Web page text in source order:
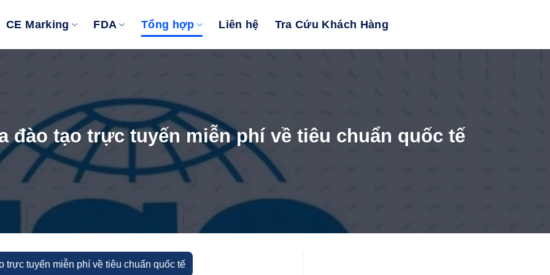
CE Marking FDA Tổng hợp Liên hệ Tra Cứu Khách Hàng
đào tạo trực tuyến miễn phí về tiêu chuẩn quốc tế
trực tuyến miễn phí về tiêu chuẩn quốc tế